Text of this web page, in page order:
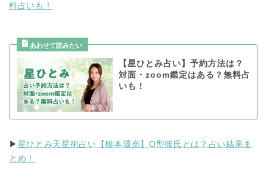
料占いも！
【星ひとみ占い】予約方法は？
対面・zoom鑑定はある？無料占
いも！
▶ 星ひとみ天星術占い【橋本環奈】O型彼氏とは？占い結果ま
とめ！